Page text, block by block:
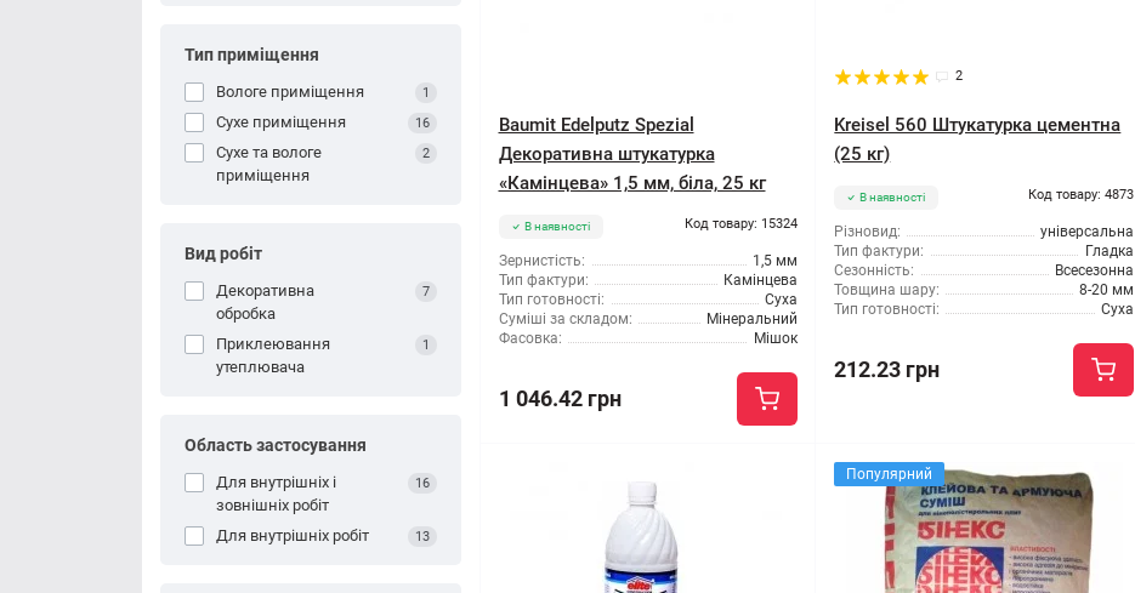
Тип приміщення
Вологе приміщення 1
Сухе приміщення 16
Сухе та вологе
приміщення
2
Вид робіт
Декоративна
обробка
7
Приклеювання
утеплювача
1
Область застосування
Для внутрішніх і
зовнішніх робіт
16
Для внутрішніх робіт 13
Baumit Edelputz Spezial
Декоративна штукатурка
«Камінцева» 1,5 мм, біла, 25 кг
В наявності Код товару: 15324
Зернистість:
1,5 мм
Тип фактури:
Камінцева
Тип готовності:
Суха
Суміші за складом:
Мінеральний
Фасовка:
Мішок
1 046.42 грн
2
Kreisel 560 Штукатурка цементна
(25 кг)
В наявності Код товару: 4873
Різновид:
універсальна
Тип фактури:
Гладка
Сезонність:
Всесезонна
Товщина шару:
8-20 мм
Тип готовності:
Суха
212.23 грн
Популярний